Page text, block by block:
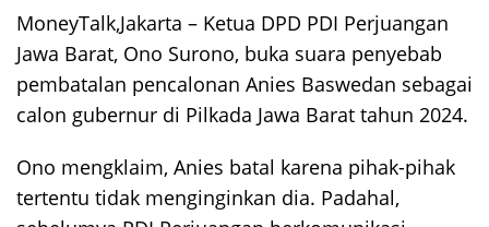
MoneyTalk,Jakarta – Ketua DPD PDI Perjuangan
Jawa Barat, Ono Surono, buka suara penyebab
pembatalan pencalonan Anies Baswedan sebagai
calon gubernur di Pilkada Jawa Barat tahun 2024.
Ono mengklaim, Anies batal karena pihak-pihak
tertentu tidak menginginkan dia. Padahal,